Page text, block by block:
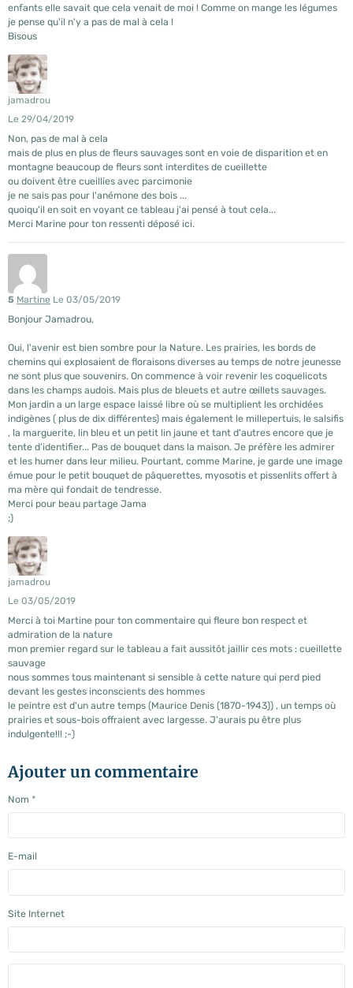
enfants elle savait que cela venait de moi ! Comme on mange les légumes
je pense qu'il n'y a pas de mal à cela !
Bisous
jamadrou
Le 29/04/2019
Non, pas de mal à cela
mais de plus en plus de fleurs sauvages sont en voie de disparition et en
montagne beaucoup de fleurs sont interdites de cueillette
ou doivent être cueillies avec parcimonie
je ne sais pas pour l'anémone des bois ...
quoiqu'il en soit en voyant ce tableau j'ai pensé à tout cela...
Merci Marine pour ton ressenti déposé ici.
5 Martine Le 03/05/2019
Bonjour Jamadrou,
Oui, l'avenir est bien sombre pour la Nature. Les prairies, les bords de
chemins qui explosaient de floraisons diverses au temps de notre jeunesse
ne sont plus que souvenirs. On commence à voir revenir les coquelicots
dans les champs audois. Mais plus de bleuets et autre œillets sauvages.
Mon jardin a un large espace laissé libre où se multiplient les orchidées
indigènes ( plus de dix différentes) mais également le millepertuis, le salsifis
, la marguerite, lin bleu et un petit lin jaune et tant d'autres encore que je
tente d’identifier... Pas de bouquet dans la maison. Je préfère les admirer
et les humer dans leur milieu. Pourtant, comme Marine, je garde une image
émue pour le petit bouquet de pâquerettes, myosotis et pissenlits offert à
ma mère qui fondait de tendresse.
Merci pour beau partage Jama
;)
jamadrou
Le 03/05/2019
Merci à toi Martine pour ton commentaire qui fleure bon respect et
admiration de la nature
mon premier regard sur le tableau a fait aussitôt jaillir ces mots : cueillette
sauvage
nous sommes tous maintenant si sensible à cette nature qui perd pied
devant les gestes inconscients des hommes
le peintre est d'un autre temps (Maurice Denis (1870-1943)) , un temps où
prairies et sous-bois offraient avec largesse. J'aurais pu être plus
indulgente!!! ;-)
Ajouter un commentaire
Nom
E-mail
Site Internet